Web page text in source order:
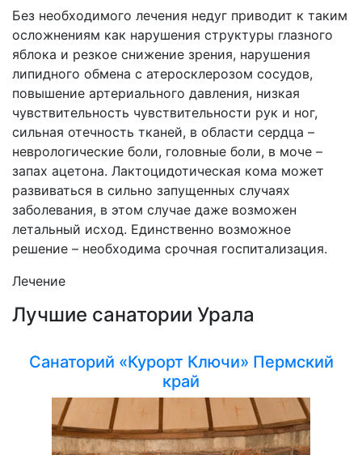
Без необходимого лечения недуг приводит к таким
осложнениям как нарушения структуры глазного
яблока и резкое снижение зрения, нарушения
липидного обмена с атеросклерозом сосудов,
повышение артериального давления, низкая
чувствительность чувствительности рук и ног,
сильная отечность тканей, в области сердца –
неврологические боли, головные боли, в моче –
запах ацетона. Лактоцидотическая кома может
развиваться в сильно запущенных случаях
заболевания, в этом случае даже возможен
летальный исход. Единственно возможное
решение – необходима срочная госпитализация.
Лечение
Лучшие санатории Урала
Санаторий «Курорт Ключи» Пермский
край